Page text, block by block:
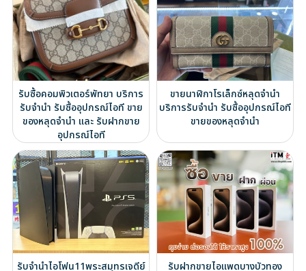
รับซื้อคอมพิวเตอร์พัทยา บริการ
รับจำนำ รับซื้ออุปกรณ์ไอที ขาย
ของหลุดจำนำ และ รับฝากขาย
อุปกรณ์ไอที
ขายนาฬิกาโรเล็กซ์หลุดจำนำ
บริการรับจำนำ รับซื้ออุปกรณ์ไอที
ขายของหลุดจำนำ
รับจำนำไอโฟน11พระสมุทรเจดีย์
รับฝากขายไอแพดบางบัวทอง